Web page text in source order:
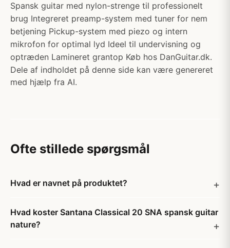
Spansk guitar med nylon-strenge til professionelt
brug Integreret preamp-system med tuner for nem
betjening Pickup-system med piezo og intern
mikrofon for optimal lyd Ideel til undervisning og
optræden Lamineret grantop Køb hos DanGuitar.dk.
Dele af indholdet på denne side kan være genereret
med hjælp fra AI.
Ofte stillede spørgsmål
Hvad er navnet på produktet?
Hvad koster Santana Classical 20 SNA spansk guitar
nature?